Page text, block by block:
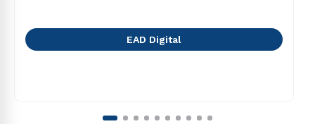
EAD Digital